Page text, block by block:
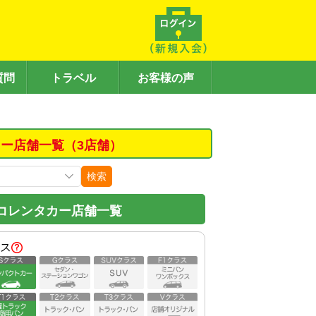
問 トラベル お客様の声
店舗一覧（3店舗）
検索
レンタカー店舗一覧